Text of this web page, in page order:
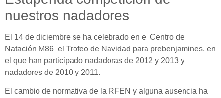
nuestros nadadores
El 14 de diciembre se ha celebrado en el Centro de
Natación M86 el Trofeo de Navidad para prebenjamines, en
el que han participado nadadoras de 2012 y 2013 y
nadadores de 2010 y 2011.
El cambio de normativa de la RFEN y alguna ausencia ha